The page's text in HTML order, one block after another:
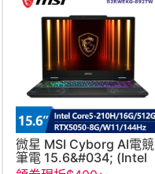
微星 MSI Cyborg AI電競
筆電 15.6&#034; (Intel